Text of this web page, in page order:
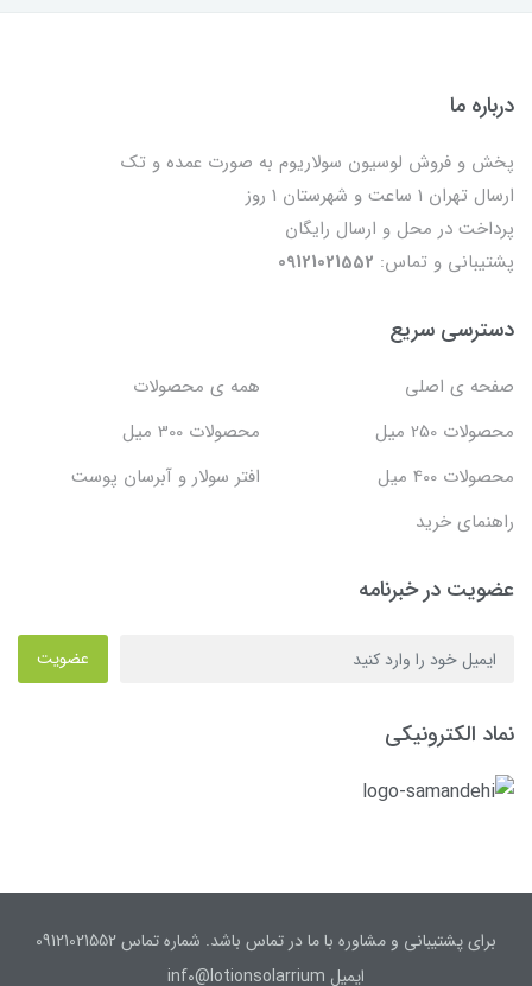
درباره ما
پخش و فروش لوسیون سولاریوم به صورت عمده و تک
ارسال تهران 1 ساعت و شهرستان 1 روز
پرداخت در محل و ارسال رایگان
پشتیبانی و تماس: 09121021552
دسترسی سریع
صفحه ی اصلی
همه ی محصولات
محصولات 250 میل
محصولات 300 میل
محصولات 400 میل
افتر سولار و آبرسان پوست
راهنمای خرید
عضویت در خبرنامه
عضویت
نماد الکترونیکی
برای پشتیبانی و مشاوره با ما در تماس باشد. شماره تماس 09121021552
ایمیل inf0@lotionsolarrium